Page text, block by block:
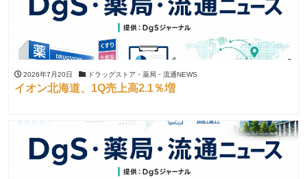
2026年7月20日 ドラッグストア・薬局・流通NEWS
イオン北海道、1Q売上高2.1％増